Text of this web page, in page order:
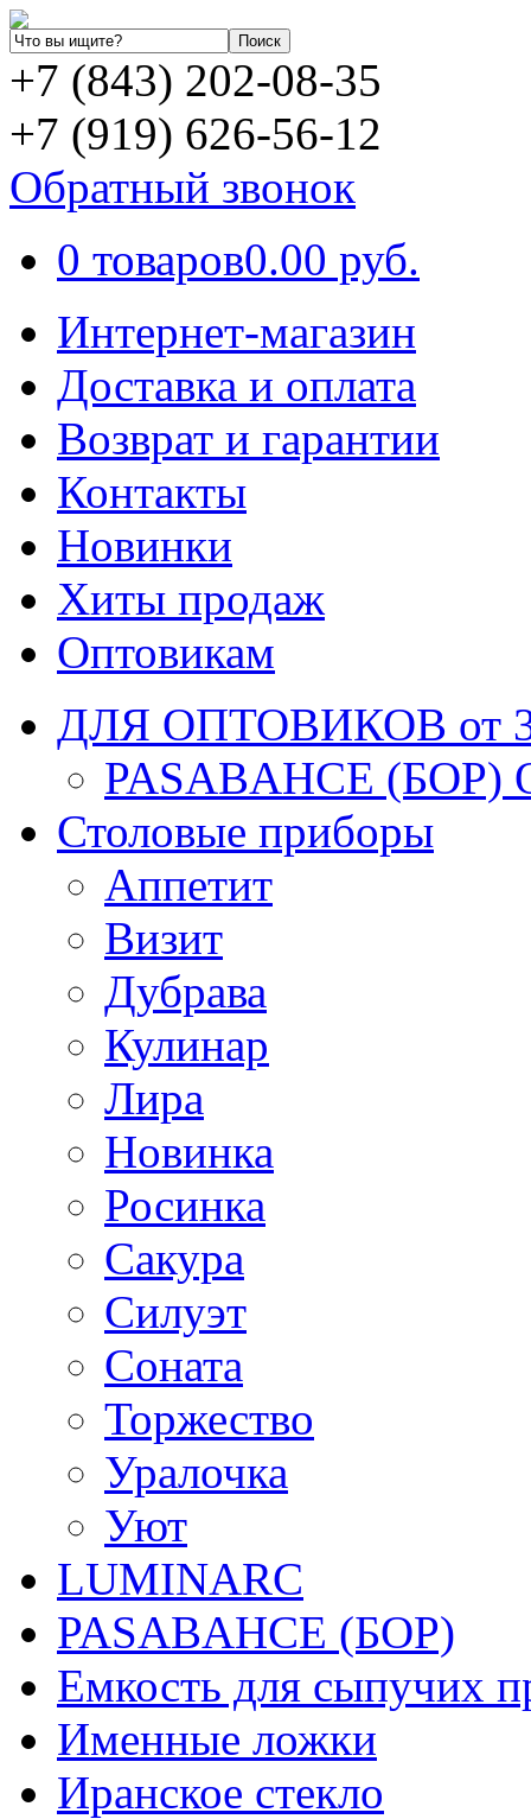
+7 (843) 202-08-35
+7 (919) 626-56-12
Обратный звонок
0 товаров0.00 руб.
Интернет-магазин
Доставка и оплата
Возврат и гарантии
Контакты
Новинки
Хиты продаж
Оптовикам
ДЛЯ ОПТОВИКОВ от
PASABAHCE (БОР)
Столовые приборы
Аппетит
Визит
Дубрава
Кулинар
Лира
Новинка
Росинка
Сакура
Силуэт
Соната
Торжество
Уралочка
Уют
LUMINARC
PASABAHCE (БОР)
Емкость для сыпучих
Именные ложки
Иранское стекло